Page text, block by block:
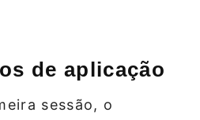
de aplicação
sessão, o